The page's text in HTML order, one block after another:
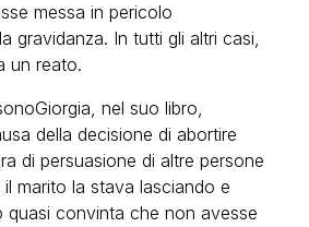
messa in pericolo
gravidanza. In tutti gli altri casi,
un reato.
nel suo libro,
della decisione di abortire
di persuasione di altre persone
marito la stava lasciando e
quasi convinta che non avesse